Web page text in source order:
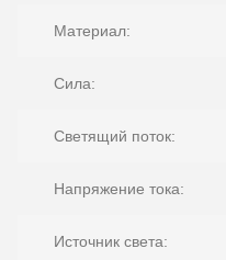
Материал:
Сила:
Светящий поток:
Напряжение тока:
Источник света: